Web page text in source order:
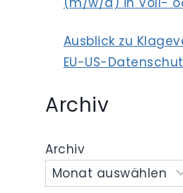
Ausblick zu
EU-US-
Archiv
Archiv